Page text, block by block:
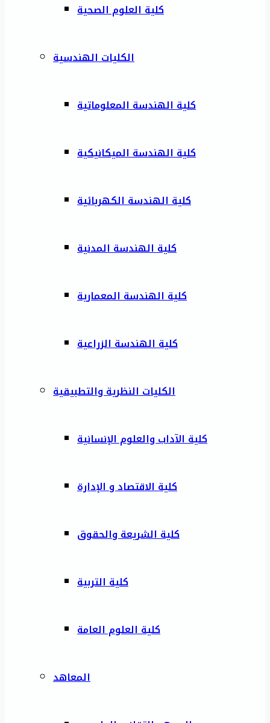
كلية العلوم الصحية
الكليات الهندسية
كلية الهندسة المعلوماتية
كلية الهندسة الميكانيكية
كلية الهندسة الكهربائية
كلية الهندسة المدنية
كلية الهندسة المعمارية
كلية الهندسة الزراعية
الكليات النظرية والتطبيقية
كلية الآداب والعلوم الإنسانية
كلية الاقتصاد و الإدارة
كلية الشريعة والحقوق
كلية التربية
كلية العلوم العامة
المعاهد